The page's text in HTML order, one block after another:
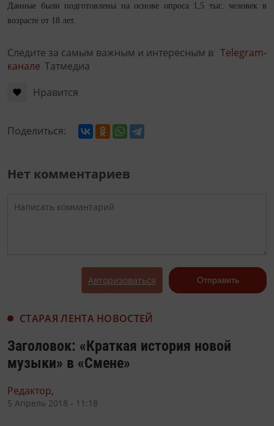
Данные были подготовлены на основе опроса 1,5 тыс. человек в
возрасте от 18 лет.
Следите за самым важным и интересным в Telegram-
канале Татмедиа
Нравится
Поделиться:
Нет комментариев
Авторизоваться Отправить
СТАРАЯ ЛЕНТА НОВОСТЕЙ
Заголовок: «Краткая история новой
музыки» в «Смене»
Редактор,
5 Апрель 2018 - 11:18